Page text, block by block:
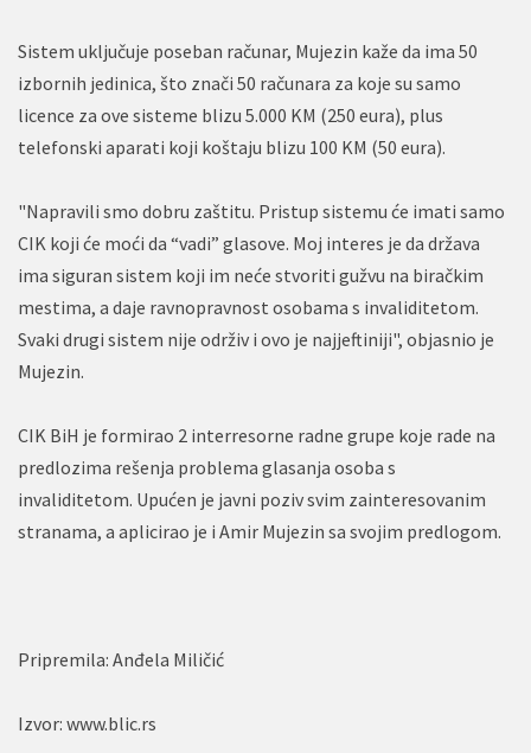
Sistem uključuje poseban računar, Mujezin kaže da ima 50
izbornih jedinica, što znači 50 računara za koje su samo
licence za ove sisteme blizu 5.000 KM (250 eura), plus
telefonski aparati koji koštaju blizu 100 KM (50 eura).
"Napravili smo dobru zaštitu. Pristup sistemu će imati samo
CIK koji će moći da “vadi” glasove. Moj interes je da država
ima siguran sistem koji im neće stvoriti gužvu na biračkim
mestima, a daje ravnopravnost osobama s invaliditetom.
Svaki drugi sistem nije održiv i ovo je najjeftiniji", objasnio je
Mujezin.
CIK BiH je formirao 2 interresorne radne grupe koje rade na
predlozima rešenja problema glasanja osoba s
invaliditetom. Upućen je javni poziv svim zainteresovanim
stranama, a aplicirao je i Amir Mujezin sa svojim predlogom.
Pripremila: Anđela Miličić
Izvor: www.blic.rs